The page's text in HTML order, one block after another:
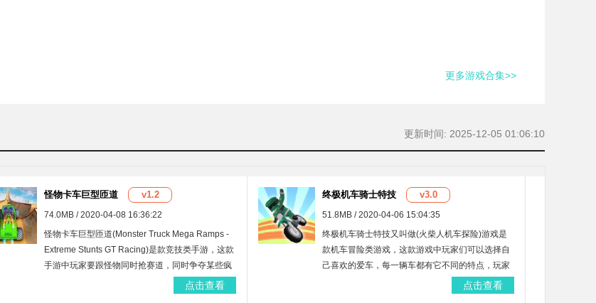
更多游戏合集>>
更新时间: 2025-12-05 01:06:10
怪物卡车巨型匝道 v1.2
74.0MB / 2020-04-08 16:36:22
怪物卡车巨型匝道(Monster Truck Mega Ramps -
Extreme Stunts GT Racing)是款竞技类手游，这款
手游中玩家要跟怪物同时抢赛道，同时争夺某些疯
狂和怪异的路线冠军和终点，在这个死亡竞赛中保
障自身的安全，玩家要极为小心的和怪物战斗，更
点击查看
终极机车骑士特技 v3.0
51.8MB / 2020-04-06 15:04:35
终极机车骑士特技又叫做(火柴人机车探险)游戏是
款机车冒险类游戏，这款游戏中玩家们可以选择自
己喜欢的爱车，每一辆车都有它不同的特点，玩家
们驾驶着车要通过很多的关卡去冒险，游戏中这些
道路处处都是一些充满着曲折的通道，很有挑战
点击查看